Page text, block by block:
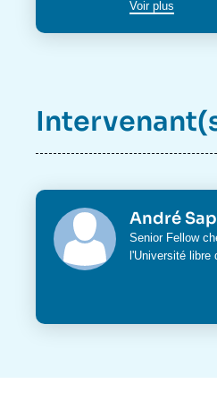
Voir plus
André
Senior Fellow
l'Université libre